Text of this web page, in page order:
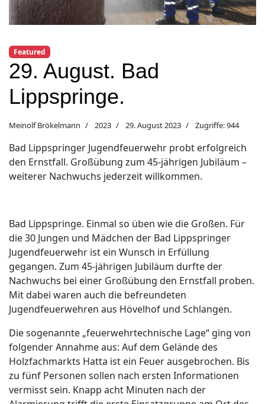
Featured
29. August. Bad
Lippspringe.
Meinolf Brökelmann 2023 29. August 2023 Zugriffe: 944
Bad Lippspringer Jugendfeuerwehr probt erfolgreich
den Ernstfall. Großübung zum 45-jährigen Jubiläum –
weiterer Nachwuchs jederzeit willkommen.
Bad Lippspringe. Einmal so üben wie die Großen. Für
die 30 Jungen und Mädchen der Bad Lippspringer
Jugendfeuerwehr ist ein Wunsch in Erfüllung
gegangen. Zum 45-jährigen Jubiläum durfte der
Nachwuchs bei einer Großübung den Ernstfall proben.
Mit dabei waren auch die befreundeten
Jugendfeuerwehren aus Hövelhof und Schlangen.
Die sogenannte „feuerwehrtechnische Lage“ ging von
folgender Annahme aus: Auf dem Gelände des
Holzfachmarkts Hatta ist ein Feuer ausgebrochen. Bis
zu fünf Personen sollen nach ersten Informationen
vermisst sein. Knapp acht Minuten nach der